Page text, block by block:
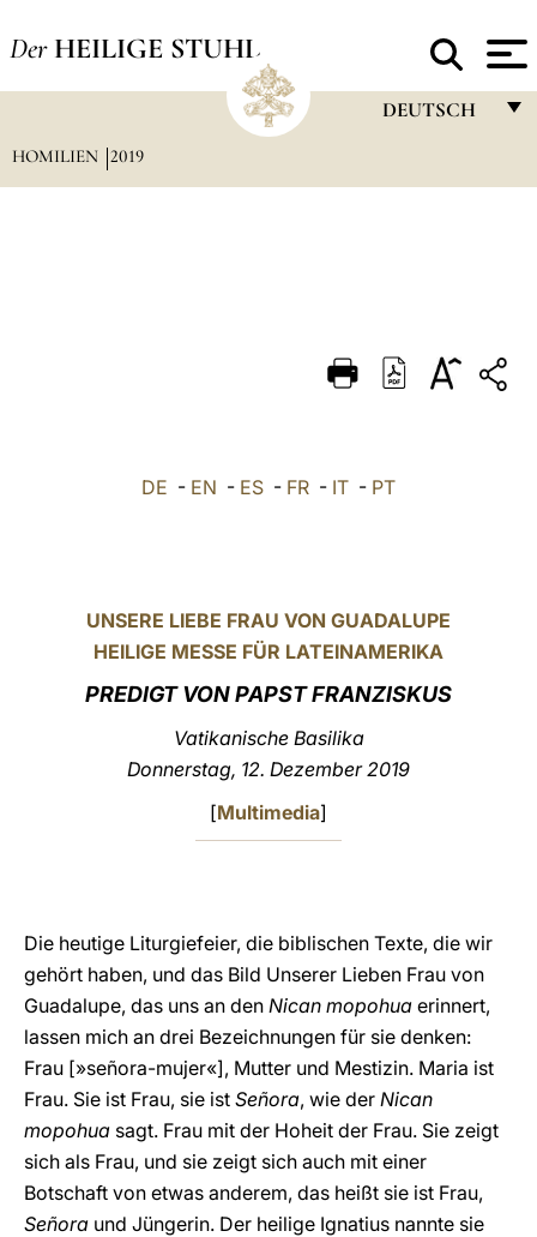
Der HEILIGE STUHL
DEUTSCH
DEUTSCH
العربيّة
HOMILIEN 2019
DE - EN - ES - FR - IT - PT
UNSERE LIEBE FRAU VON GUADALUPE
HEILIGE MESSE FÜR LATEINAMERIKA
PREDIGT VON PAPST FRANZISKUS
Vatikanische Basilika
Donnerstag, 12. Dezember 2019
[Multimedia]
Die heutige Liturgiefeier, die biblischen Texte, die wir
gehört haben, und das Bild Unserer Lieben Frau von
Guadalupe, das uns an den Nican mopohua erinnert,
lassen mich an drei Bezeichnungen für sie denken:
Frau [»señora-mujer«], Mutter und Mestizin. Maria ist
Frau. Sie ist Frau, sie ist Señora, wie der Nican
mopohua sagt. Frau mit der Hoheit der Frau. Sie zeigt
sich als Frau, und sie zeigt sich auch mit einer
Botschaft von etwas anderem, das heißt sie ist Frau,
Señora und Jüngerin. Der heilige Ignatius nannte sie